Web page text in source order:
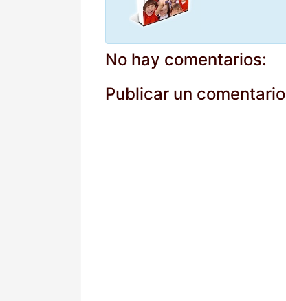
No hay comentarios:
Publicar un comentario